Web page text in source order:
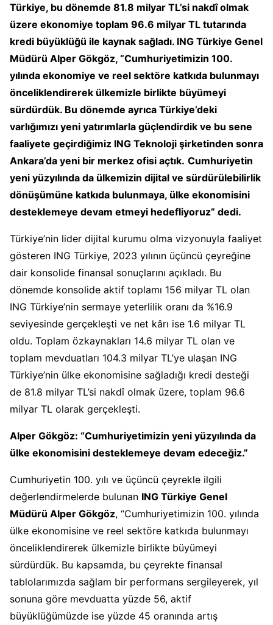
Türkiye, bu dönemde 81.8 milyar TL’si nakdî olmak
üzere ekonomiye toplam 96.6 milyar TL tutarında
kredi büyüklüğü ile kaynak sağladı. ING Türkiye Genel
Müdürü Alper Gökgöz, “Cumhuriyetimizin 100.
yılında ekonomiye ve reel sektöre katkıda bulunmayı
önceliklendirerek ülkemizle birlikte büyümeyi
sürdürdük. Bu dönemde ayrıca Türkiye’deki
varlığımızı yeni yatırımlarla güçlendirdik ve bu sene
faaliyete geçirdiğimiz ING Teknoloji şirketinden sonra
Ankara’da yeni bir merkez ofisi açtık. Cumhuriyetin
yeni yüzyılında da ülkemizin dijital ve sürdürülebilirlik
dönüşümüne katkıda bulunmaya, ülke ekonomisini
desteklemeye devam etmeyi hedefliyoruz” dedi.
Türkiye’nin lider dijital kurumu olma vizyonuyla faaliyet
gösteren ING Türkiye, 2023 yılının üçüncü çeyreğine
dair konsolide finansal sonuçlarını açıkladı. Bu
dönemde konsolide aktif toplamı 156 milyar TL olan
ING Türkiye’nin sermaye yeterlilik oranı da %16.9
seviyesinde gerçekleşti ve net kârı ise 1.6 milyar TL
oldu. Toplam özkaynakları 14.6 milyar TL olan ve
toplam mevduatları 104.3 milyar TL’ye ulaşan ING
Türkiye’nin ülke ekonomisine sağladığı kredi desteği
de 81.8 milyar TL’si nakdî olmak üzere, toplam 96.6
milyar TL olarak gerçekleşti.
Alper Gökgöz: “Cumhuriyetimizin yeni yüzyılında da
ülke ekonomisini desteklemeye devam edeceğiz.”
Cumhuriyetin 100. yılı ve üçüncü çeyrekle ilgili
değerlendirmelerde bulunan ING Türkiye Genel
Müdürü Alper Gökgöz, “Cumhuriyetimizin 100. yılında
ülke ekonomisine ve reel sektöre katkıda bulunmayı
önceliklendirerek ülkemizle birlikte büyümeyi
sürdürdük. Bu kapsamda, bu çeyrekte finansal
tablolarımızda sağlam bir performans sergileyerek, yıl
sonuna göre mevduatta yüzde 56, aktif
büyüklüğümüzde ise yüzde 45 oranında artış